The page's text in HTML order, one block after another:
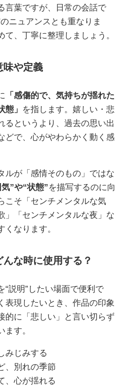
言葉ですが、日常の会話で
ニュアンスとも重なりま
、丁寧に整理しましょう。
味や定義
「感傷的で、気持ちが揺れた
態」
を指します。嬉しい・悲
るというより、過去の思い出
どで、心がやわらかく動く感
ルが「感情そのもの」ではな
”や“状態”を描写するのに向
こそ「センチメンタルな気
」「センチメンタルな夜」な
くなります。
な時に使用する？
“説明”したい場面で便利で
表現したいとき、作品の印象
的に「悲しい」と言い切らず
ます。
みじみする
、別れの季節
、心が揺れる